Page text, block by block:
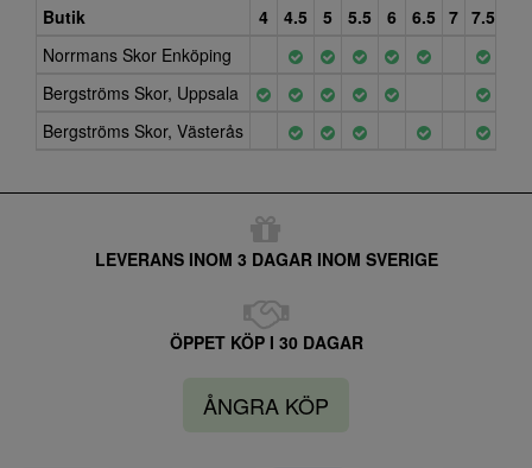
Butik
4 4.5 5 5.5 6 6.5 7 7.5
Norrmans Skor Enköping
Bergströms Skor, Uppsala
Bergströms Skor, Västerås
LEVERANS INOM 3 DAGAR INOM SVERIGE
ÖPPET KÖP I 30 DAGAR
ÅNGRA KÖP